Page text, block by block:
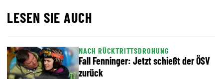
LESEN SIE AUCH
NACH RÜCKTRITTSDROHUNG
Fall Fenninger: Jetzt schießt der ÖSV
zurück